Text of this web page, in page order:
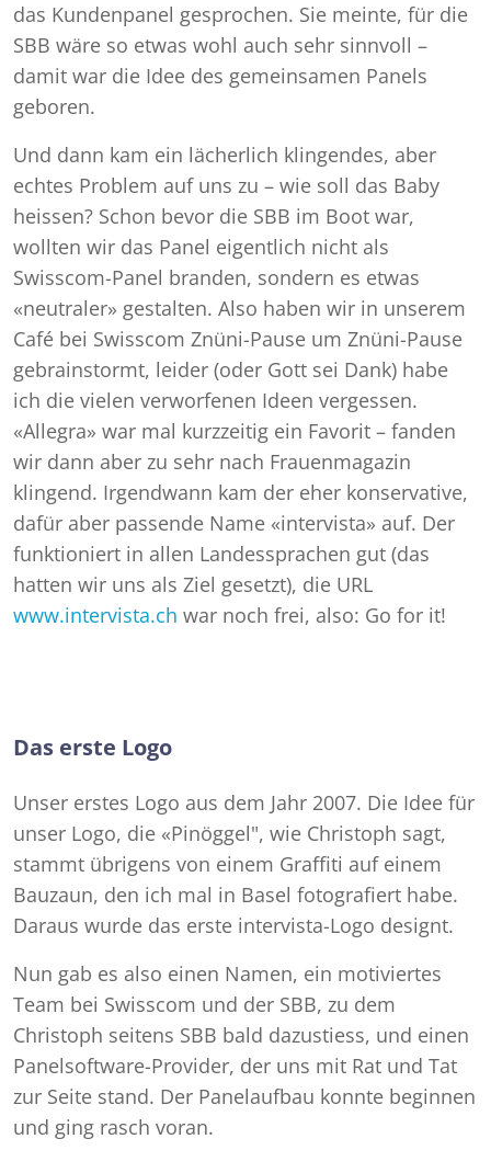
das Kundenpanel gesprochen. Sie meinte, für die
SBB wäre so etwas wohl auch sehr sinnvoll –
damit war die Idee des gemeinsamen Panels
geboren.
Und dann kam ein lächerlich klingendes, aber
echtes Problem auf uns zu – wie soll das Baby
heissen? Schon bevor die SBB im Boot war,
wollten wir das Panel eigentlich nicht als
Swisscom-Panel branden, sondern es etwas
«neutraler» gestalten. Also haben wir in unserem
Café bei Swisscom Znüni-Pause um Znüni-Pause
gebrainstormt, leider (oder Gott sei Dank) habe
ich die vielen verworfenen Ideen vergessen.
«Allegra» war mal kurzzeitig ein Favorit – fanden
wir dann aber zu sehr nach Frauenmagazin
klingend. Irgendwann kam der eher konservative,
dafür aber passende Name «intervista» auf. Der
funktioniert in allen Landessprachen gut (das
hatten wir uns als Ziel gesetzt), die URL
www.intervista.ch war noch frei, also: Go for it!
Das erste Logo
Unser erstes Logo aus dem Jahr 2007. Die Idee für
unser Logo, die «Pinöggel", wie Christoph sagt,
stammt übrigens von einem Graffiti auf einem
Bauzaun, den ich mal in Basel fotografiert habe.
Daraus wurde das erste intervista-Logo designt.
Nun gab es also einen Namen, ein motiviertes
Team bei Swisscom und der SBB, zu dem
Christoph seitens SBB bald dazustiess, und einen
Panelsoftware-Provider, der uns mit Rat und Tat
zur Seite stand. Der Panelaufbau konnte beginnen
und ging rasch voran.